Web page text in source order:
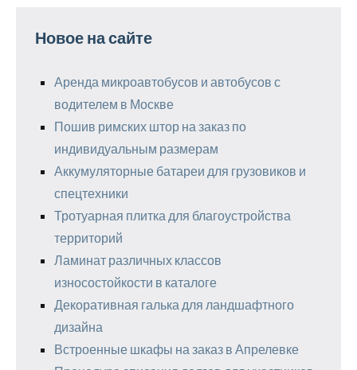
Новое на сайте
Аренда микроавтобусов и автобусов с
водителем в Москве
Пошив римских штор на заказ по
индивидуальным размерам
Аккумуляторные батареи для грузовиков и
спецтехники
Тротуарная плитка для благоустройства
территорий
Ламинат различных классов
износостойкости в каталоге
Декоративная галька для ландшафтного
дизайна
Встроенные шкафы на заказ в Апрелевке